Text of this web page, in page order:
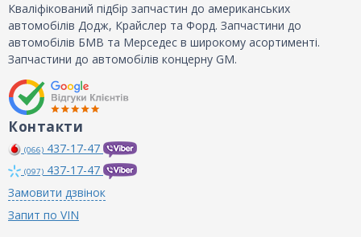
Кваліфікований підбір запчастин до американських
автомобілів Додж, Крайслер та Форд. Запчастини до
автомобілів БМВ та Мерседес в широкому асортименті.
Запчастини до автомобілів концерну GM.
Контакти
(066) 437-17-47
(097) 437-17-47
Замовити дзвінок
Запит по VIN